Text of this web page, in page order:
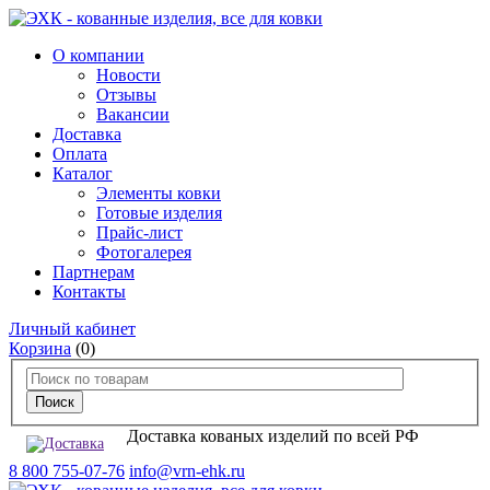
О компании
Новости
Отзывы
Вакансии
Доставка
Оплата
Каталог
Элементы ковки
Готовые изделия
Прайс-лист
Фотогалерея
Партнерам
Контакты
Личный кабинет
Корзина (0)
Доставка кованых изделий по всей РФ
8 800 755-07-76 info@vrn-ehk.ru